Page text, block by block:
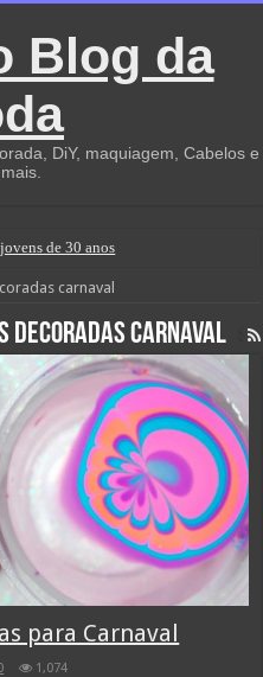
Blog da
DiY, maquiagem, Cabelos e
de 30 anos
carnaval
decoradas carnaval
para Carnaval
1,074